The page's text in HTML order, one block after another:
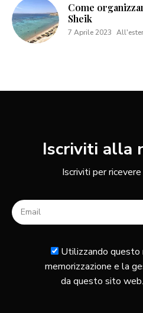
Come
Sheik
7 Aprile 2023
Iscriviti alla
Iscriviti per
Utilizzando questo
memorizzazione e la
da questo sito web.